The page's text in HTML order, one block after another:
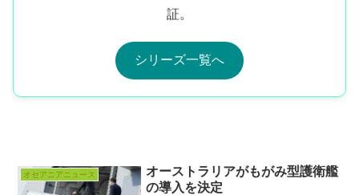
証。
シリーズ一覧へ
オセアニアニュース
オーストラリアがもがみ型護衛艦
の導入を決定